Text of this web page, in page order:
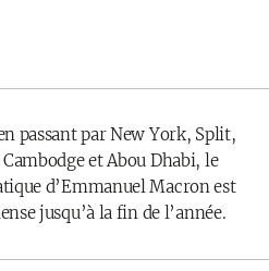
passant par New York, Split,
et Abou Dhabi, le
d’Emmanuel Macron est
jusqu’à la fin de l’année.